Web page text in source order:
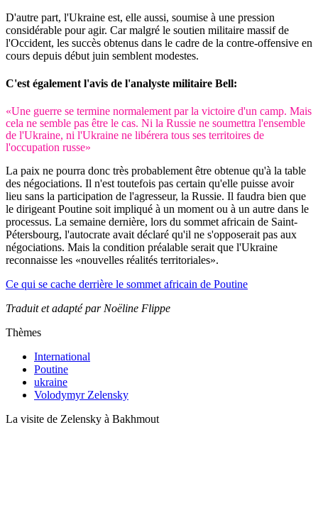
D'autre part, l'Ukraine est, elle aussi, soumise à une pression
considérable pour agir. Car malgré le soutien militaire massif de
l'Occident, les succès obtenus dans le cadre de la contre-offensive en
cours depuis début juin semblent modestes.
C'est également l'avis de l'analyste militaire Bell:
«Une guerre se termine normalement par la victoire d'un camp. Mais
cela ne semble pas être le cas. Ni la Russie ne soumettra l'ensemble
de l'Ukraine, ni l'Ukraine ne libérera tous ses territoires de
l'occupation russe»
La paix ne pourra donc très probablement être obtenue qu'à la table
des négociations. Il n'est toutefois pas certain qu'elle puisse avoir
lieu sans la participation de l'agresseur, la Russie. Il faudra bien que
le dirigeant Poutine soit impliqué à un moment ou à un autre dans le
processus. La semaine dernière, lors du sommet africain de Saint-
Pétersbourg, l'autocrate avait déclaré qu'il ne s'opposerait pas aux
négociations. Mais la condition préalable serait que l'Ukraine
reconnaisse les «nouvelles réalités territoriales».
Ce qui se cache derrière le sommet africain de Poutine
Traduit et adapté par Noëline Flippe
Thèmes
International
Poutine
ukraine
Volodymyr Zelensky
La visite de Zelensky à Bakhmout